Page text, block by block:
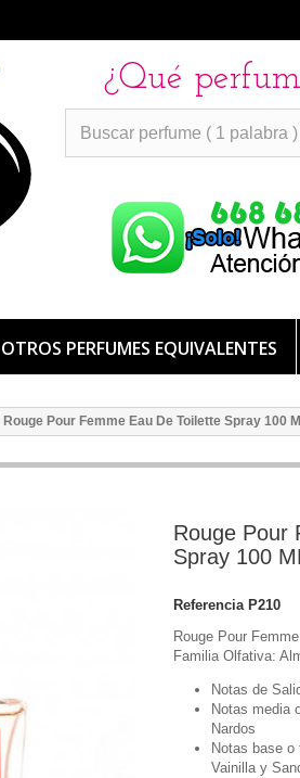
¿Qué
OTROS PERFUMES EQUIVALENTES
Rouge Pour Femme Eau De Toilette Spray 100
Rouge Pour
Spray 100
Referencia P210
Rouge Pour
Familia Olfativa:
Notas de
Notas media
Nardos
Notas base o
Vainilla y